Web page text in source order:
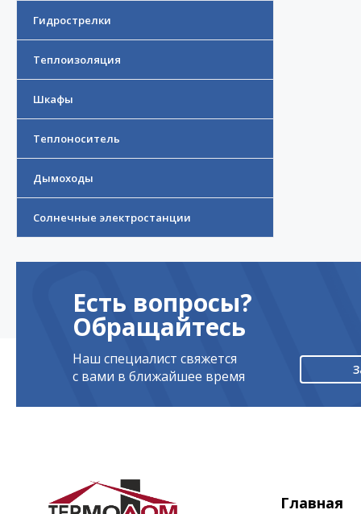
Гидрострелки
Теплоизоляция
Шкафы
Теплоноситель
Дымоходы
Солнечные электростанции
Есть вопросы?
Обращайтесь
Наш специалист свяжется
с вами в ближайшее время
Главная